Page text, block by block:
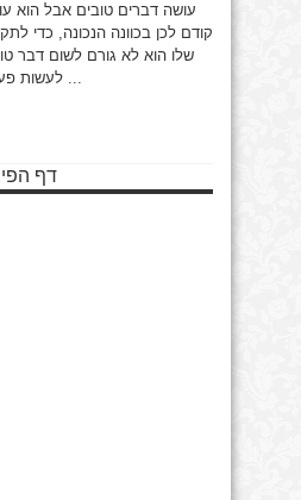
עושה דברים טובים אבל הוא
קודם לכן בכוונה הנכונה, כדי
שלו הוא לא גורם לשום דבר
לעשות פעולות ללא כוונה רק אם ...
דף